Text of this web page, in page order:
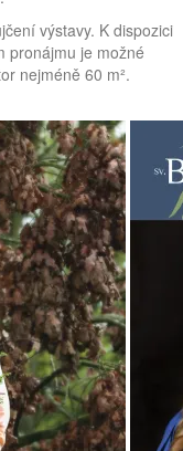
výstavy. K dispozici
pronájmu je možné
nejméně 60 m².